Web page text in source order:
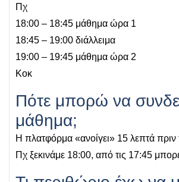
Πχ
18:00 – 18:45 μάθημα ώρα 1
18:45 – 19:00 διάλλειμα
19:00 – 19:45 μάθημα ώρα 2
Κοκ
Πότε μπορώ να
μάθημα;
Η πλατφόρμα «ανοίγει» 15 λεπτά
Πχ ξεκινάμε 18:00, από τις 17:45